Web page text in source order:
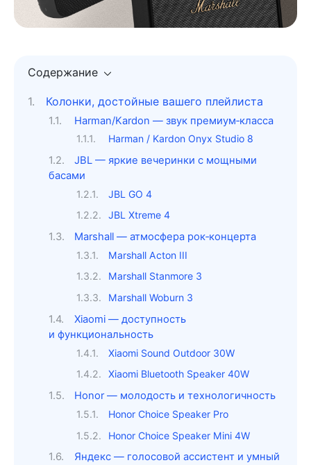
Содержание
Колонки, достойные вашего плейлиста
Harman/Kardon — звук премиум‑класса
Harman / Kardon Onyx Studio 8
JBL — яркие вечеринки с мощными
басами
JBL GO 4
JBL Xtreme 4
Marshall — атмосфера рок‑концерта
Marshall Acton III
Marshall Stanmore 3
Marshall Woburn 3
Xiaomi — доступность
и функциональность
Xiaomi Sound Outdoor 30W
Xiaomi Bluetooth Speaker 40W
Honor — молодость и технологичность
Honor Choice Speaker Pro
Honor Choice Speaker Mini 4W
Яндекс — голосовой ассистент и умный